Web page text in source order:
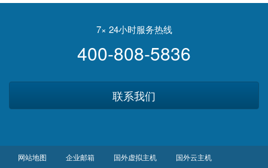
7× 24小时服务热线
400-808-5836
联系我们
网站地图 企业邮箱 国外虚拟主机 国外云主机